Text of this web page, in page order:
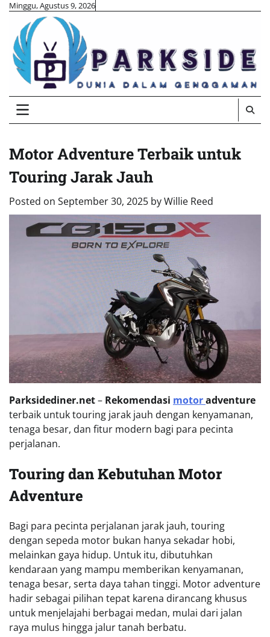
Skip
content
Minggu, Agustus 9, 2026
Motor Adventure Terbaik untuk
Touring Jarak Jauh
Posted on September 30, 2025 byWillie Reed
Parksidediner.net– Rekomendasi motoradventure
terbaik untuk touring jarak jauh dengan kenyamanan,
tenaga besar, dan fitur modern bagi para pecinta
perjalanan.
Touring dan Kebutuhan Motor
Adventure
Bagi para pecinta perjalanan jarak jauh, touring
dengan sepeda motor bukan hanya sekadar hobi,
melainkan gaya hidup. Untuk itu, dibutuhkan
kendaraan yang mampu memberikan kenyamanan,
tenaga besar, serta daya tahan tinggi. Motor adventure
hadir sebagai pilihan tepat karena dirancang khusus
untuk menjelajahi berbagai medan, mulai dari jalan
raya mulus hingga jalur tanah berbatu.